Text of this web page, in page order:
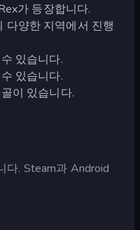
가 등장합니다.
다양한 지역에서 진행
있습니다.
있습니다.
이 있습니다.
다. Steam과 Android